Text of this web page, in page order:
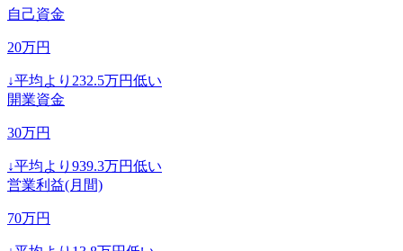
自己資金
20万円
↓平均より 232.5万円低い
開業資金
30万円
↓平均より 939.3万円低い
営業利益(月間)
70万円